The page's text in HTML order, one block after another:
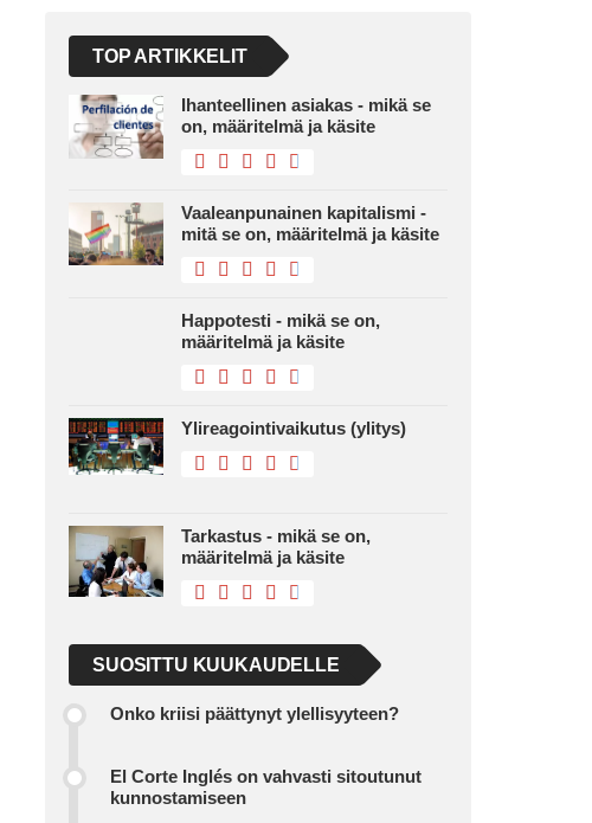
TOP ARTIKKELIT
Ihanteellinen asiakas - mikä se
on, määritelmä ja käsite
Vaaleanpunainen kapitalismi -
mitä se on, määritelmä ja käsite
Happotesti - mikä se on,
määritelmä ja käsite
Ylireagointivaikutus (ylitys)
Tarkastus - mikä se on,
määritelmä ja käsite
SUOSITTU KUUKAUDELLE
Onko kriisi päättynyt ylellisyyteen?
El Corte Inglés on vahvasti sitoutunut
kunnostamiseen